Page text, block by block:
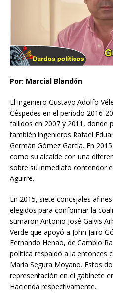
Por: Marcial Blandón
El ingeniero Gustavo Adolfo
Céspedes en el período 2016-
fallidos en 2007 y 2011, donde
también ingenieros Rafael
Germán Gómez García. En
como su alcalde con una
sobre su inmediato contendor
Aguirre.
En 2015, siete concejales
elegidos para conformar la
sumaron Antonio José Galvis
Verde que apoyó a John Jairo
Fernando Henao, de Cambio
política respaldó a la entonces
María Segura Moyano. Estos
representación en el gabinete
Hacienda respectivamente.